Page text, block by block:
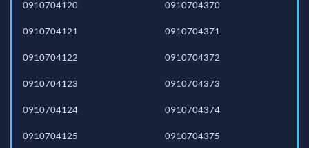
0910704120
0910704121
0910704122
0910704123
0910704124
0910704125
0910704370
0910704371
0910704372
0910704373
0910704374
0910704375